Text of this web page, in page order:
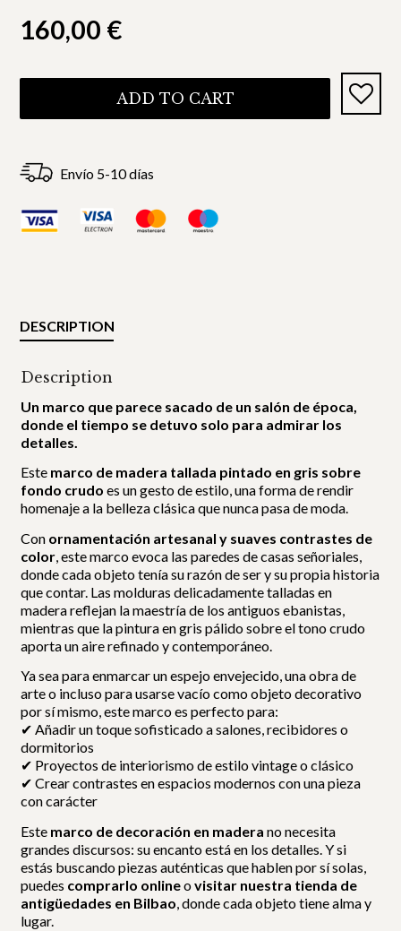
160,00 €
ADD TO CART
Envío 5-10 días
DESCRIPTION
Description
Un marco que parece sacado de un salón de época,
donde el tiempo se detuvo solo para admirar los
detalles.
Este marco de madera tallada pintado en gris sobre
fondo crudo es un gesto de estilo, una forma de rendir
homenaje a la belleza clásica que nunca pasa de moda.
Con ornamentación artesanal y suaves contrastes de
color, este marco evoca las paredes de casas señoriales,
donde cada objeto tenía su razón de ser y su propia historia
que contar. Las molduras delicadamente talladas en
madera reflejan la maestría de los antiguos ebanistas,
mientras que la pintura en gris pálido sobre el tono crudo
aporta un aire refinado y contemporáneo.
Ya sea para enmarcar un espejo envejecido, una obra de
arte o incluso para usarse vacío como objeto decorativo
por sí mismo, este marco es perfecto para:
✔ Añadir un toque sofisticado a salones, recibidores o
dormitorios
✔ Proyectos de interiorismo de estilo vintage o clásico
✔ Crear contrastes en espacios modernos con una pieza
con carácter
Este marco de decoración en madera no necesita
grandes discursos: su encanto está en los detalles. Y si
estás buscando piezas auténticas que hablen por sí solas,
puedes comprarlo onlineovisitar nuestra tienda de
antigüedades en Bilbao, donde cada objeto tiene alma y
lugar.